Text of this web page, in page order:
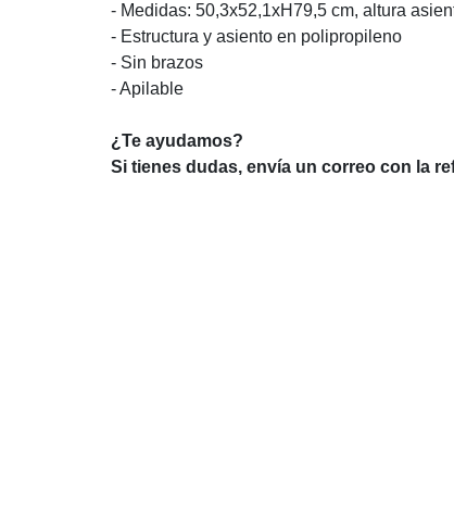
- Medidas: 50,3x52,1xH79,5 cm, altura
- Estructura y asiento en polipropileno
- Sin brazos
- Apilable
¿Te ayudamos?
Si tienes dudas, envía un correo con la